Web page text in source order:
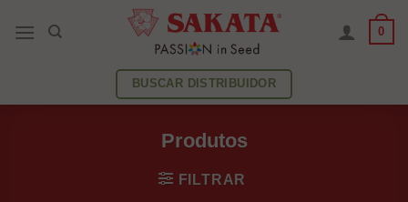
0
BUSCAR DISTRIBUIDOR
Produtos
FILTRAR